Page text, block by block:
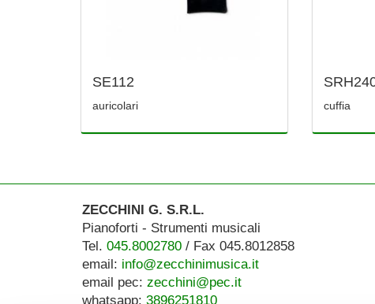
SE112
auricolari cuffia
ZECCHINI G. S.R.L.
Pianoforti - Strumenti musicali
Tel. 045.8002780/ Fax 045.8012858
email: info@zecchinimusica.it
email pec: zecchini@pec.it
whatsapp: 3896251810